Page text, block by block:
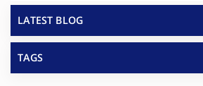
LATEST BLOG
TAGS